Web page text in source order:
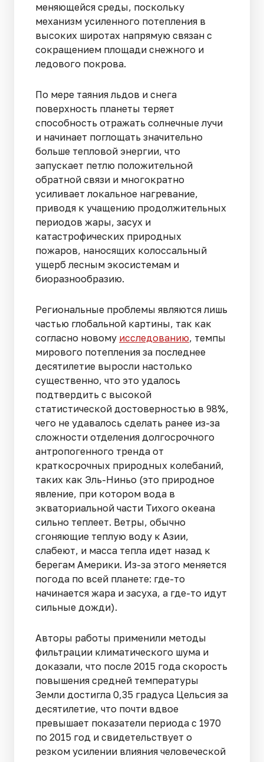
меняющейся среды, поскольку
механизм усиленного потепления в
высоких широтах напрямую связан с
сокращением площади снежного и
ледового покрова.
По мере таяния льдов и снега
поверхность планеты теряет
способность отражать солнечные лучи
и начинает поглощать значительно
больше тепловой энергии, что
запускает петлю положительной
обратной связи и многократно
усиливает локальное нагревание,
приводя к учащению продолжительных
периодов жары, засух и
катастрофических природных
пожаров, наносящих колоссальный
ущерб лесным экосистемам и
биоразнообразию.
Региональные проблемы являются лишь
частью глобальной картины, так как
согласно новому исследованию, темпы
мирового потепления за последнее
десятилетие выросли настолько
существенно, что это удалось
подтвердить с высокой
статистической достоверностью в 98%,
чего не удавалось сделать ранее из-за
сложности отделения долгосрочного
антропогенного тренда от
краткосрочных природных колебаний,
таких как Эль-Ниньо (это природное
явление, при котором вода в
экваториальной части Тихого океана
сильно теплеет. Ветры, обычно
сгоняющие теплую воду к Азии,
слабеют, и масса тепла идет назад к
берегам Америки. Из-за этого меняется
погода по всей планете: где-то
начинается жара и засуха, а где-то идут
сильные дожди).
Авторы работы применили методы
фильтрации климатического шума и
доказали, что после 2015 года скорость
повышения средней температуры
Земли достигла 0,35 градуса Цельсия за
десятилетие, что почти вдвое
превышает показатели периода с 1970
по 2015 год и свидетельствует о
резком усилении влияния человеческой